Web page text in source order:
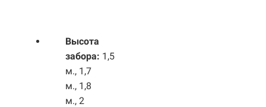
Высота
забора: 1,5
м., 1,7
м., 1,8
м., 2